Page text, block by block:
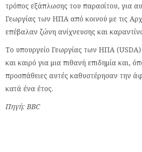
τρόπος εξάπλωσης του παρασίτου, για
Γεωργίας των ΗΠΑ από κοινού με τις
επέβαλαν ζώνη ανίχνευσης και
Το υπουργείο Γεωργίας των ΗΠΑ (USDA)
και καιρό για μια πιθανή επιδημία και,
προσπάθειες αυτές καθυστέρησαν την
κατά ένα έτος.
Πηγή: BBC